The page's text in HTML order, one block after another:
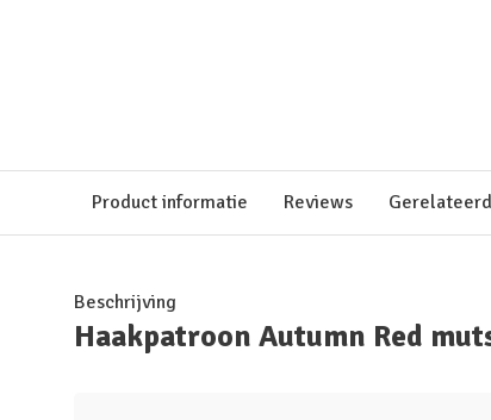
Product informatie Reviews
Beschrijving
Haakpatroon Autumn Red